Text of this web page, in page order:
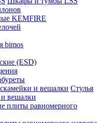
KEMFIRE
bimos
(ESD)
Стулья
вешалки